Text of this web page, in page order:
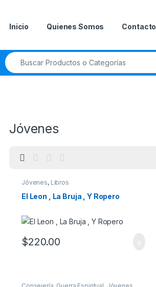
Inicio Quienes Somos Contacto
Search for:
Jóvenes
Jóvenes, Libros
El Leon , La Bruja , Y Ropero
$220.00